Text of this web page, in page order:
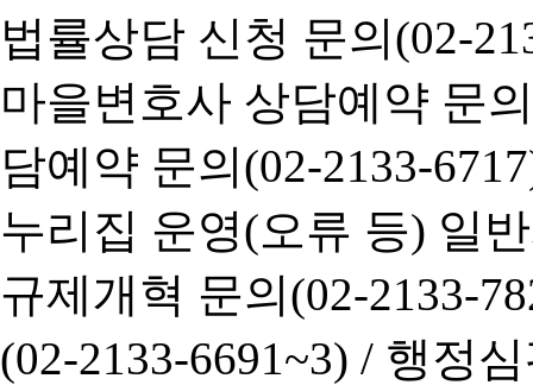
법률상담 신청 문의(02-
마을변호사 상담예약 문
담예약 문의(02-2133-
누리집 운영(오류 등) 일
규제개혁 문의(02-2133-
(02-2133-6691~3) / 행정심